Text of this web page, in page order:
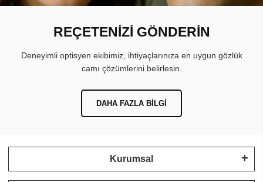
REÇETENİZİ GÖNDERİN
Deneyimli optisyen ekibimiz, ihtiyaçlarınıza en uygun gözlük
camı çözümlerini belirlesin.
DAHA FAZLA BILGI
Kurumsal